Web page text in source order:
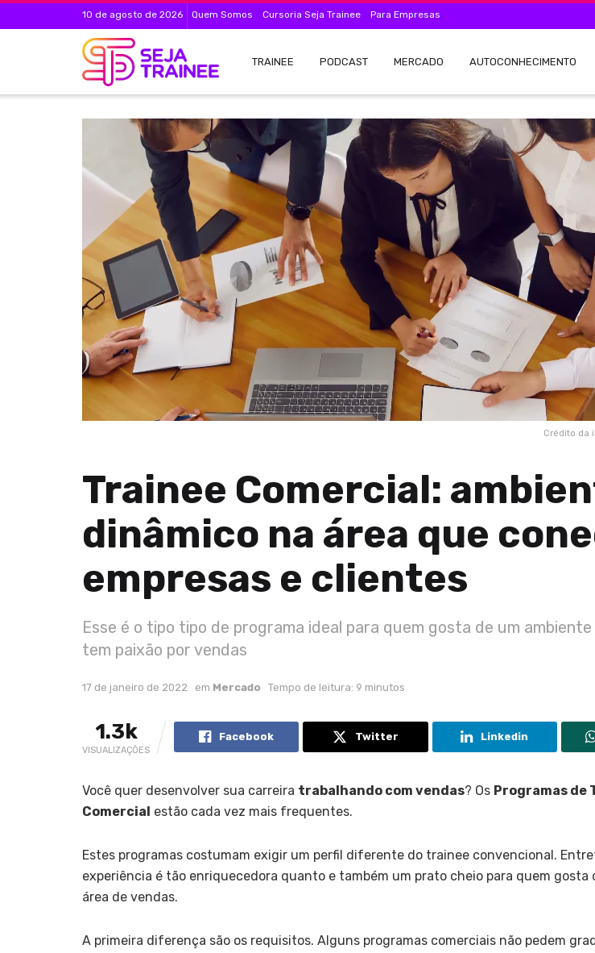
10 de agosto de 2026 Quem Somos Cursoria Seja Trainee Para Empresas
TRAINEE PODCAST MERCADO AUTOCONHECIMENTO
Crédito da
Trainee Comercial:
dinâmico na área que
empresas e clientes
Esse é o tipo tipo de programa ideal para quem gosta de um ambiente
tem paixão por vendas
17 de janeiro de 2022 em Mercado Tempo de leitura: 9 minutos
1.3k
VISUALIZAÇÕES
Facebook Twitter Linkedin
Você quer desenvolver sua carreira trabalhando com vendas? Os Programas de
Comercial estão cada vez mais frequentes.
Estes programas costumam exigir um perfil diferente do trainee convencional.
experiência é tão enriquecedora quanto e também um prato cheio para quem gosta
área de vendas.
A primeira diferença são os requisitos. Alguns programas comerciais não pedem